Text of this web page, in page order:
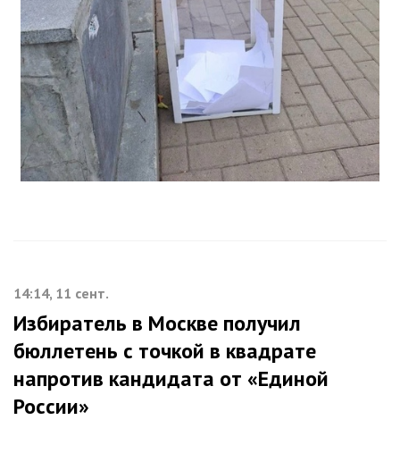
14:14, 11 сент.
Избиратель в Москве получил
бюллетень с точкой в квадрате
напротив кандидата от «Единой
России»